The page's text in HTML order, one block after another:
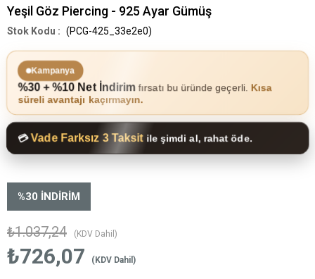
Yeşil Göz Piercing - 925 Ayar Gümüş
(PCG-425_33e2e0)
Kampanya
%30 + %10 Net İndirimfırsatı bu üründe geçerli. Kısa
süreli avantajı kaçırmayın.
💳Vade Farksız 3 Taksitile şimdi al, rahat öde.
%30 İNDIRIM
₺1.037,24 (KDV Dahil)
₺726,07 (KDV Dahil)